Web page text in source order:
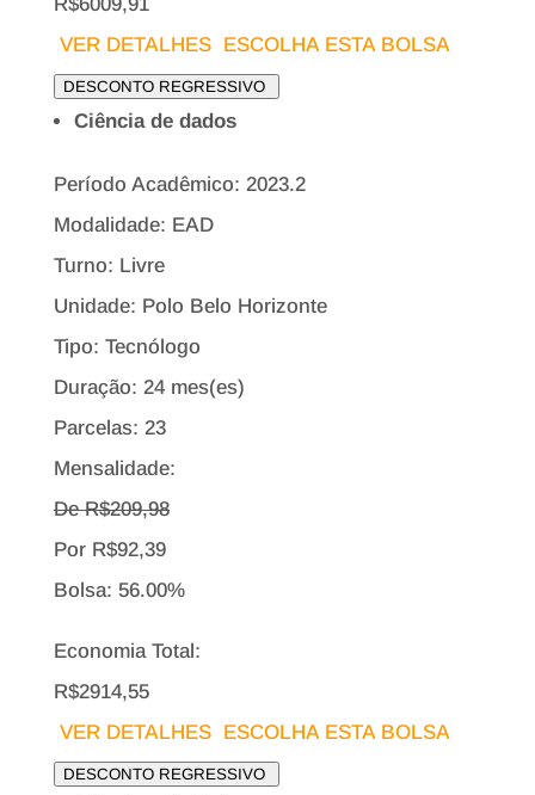
VER DETALHES ESCOLHA ESTA BOLSA
DESCONTO REGRESSIVO
Ciência de dados
Período Acadêmico: 2023.2
Modalidade: EAD
Turno: Livre
Unidade: Polo Belo Horizonte
Tipo: Tecnólogo
Duração: 24 mes(es)
Parcelas: 23
Mensalidade:
De R$209,98
Por R$92,39
Bolsa: 56.00%
Economia Total:
R$2914,55
VER DETALHES ESCOLHA ESTA BOLSA
DESCONTO REGRESSIVO